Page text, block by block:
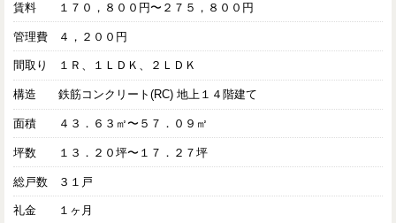
賃料 １７０，８００円〜２７５，８００円
管理費 ４，２００円
間取り １Ｒ、１ＬＤＫ、２ＬＤＫ
構造 鉄筋コンクリート(RC) 地上１４階建て
面積 ４３．６３㎡〜５７．０９㎡
坪数 １３．２０坪〜１７．２７坪
総戸数 ３１戸
礼金 １ヶ月